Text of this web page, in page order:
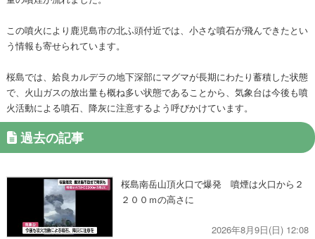
この噴火により鹿児島市の北ふ頭付近では、小さな噴石が飛んできたとい
う情報も寄せられています。
桜島では、姶良カルデラの地下深部にマグマが長期にわたり蓄積した状態
で、火山ガスの放出量も概ね多い状態であることから、気象台は今後も噴
火活動による噴石、降灰に注意するよう呼びかけています。
過去の記事
桜島南岳山頂火口で爆発 噴煙は火口から２
２００ｍの高さに
2026年8月9日(日) 12:08